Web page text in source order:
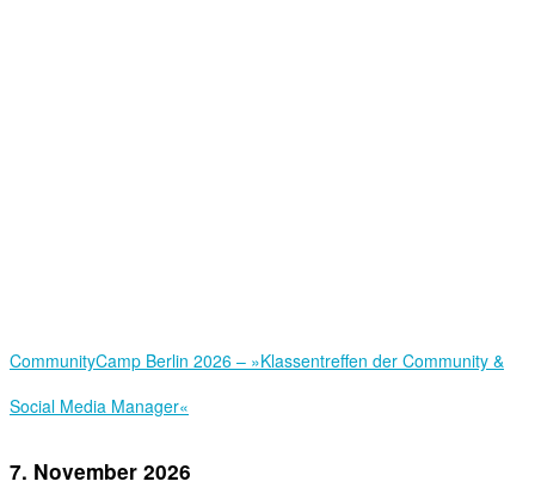
Community­Camp Berlin 2026 – »Klassentreffen der Community &
Social Media Manager«
7. November 2026